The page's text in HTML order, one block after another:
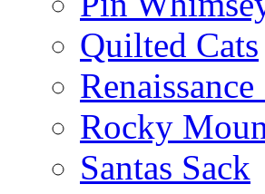
Quilted Cats
Renaissance
Rocky
Santas Sack